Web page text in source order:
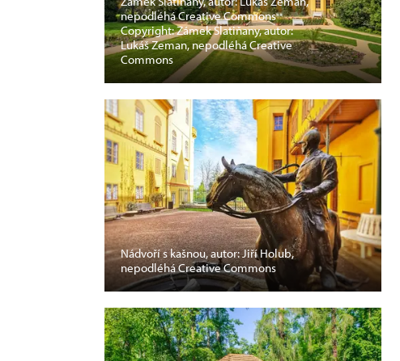
nepodléhá Creative Commons
Copyright: Zámek Slatiňany, autor:
Lukáš Zeman, nepodléhá Creative
Commons
Nádvoří s kašnou, autor: Jiří Holub,
nepodléhá Creative Commons